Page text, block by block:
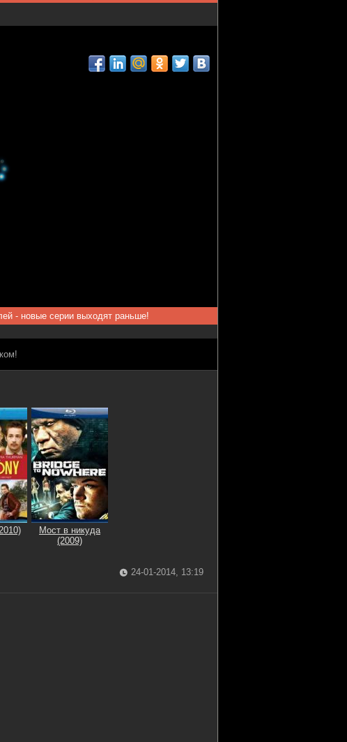
- новые серии выходят раньше!
Мост в никуда
(2009)
24-01-2014, 13:19